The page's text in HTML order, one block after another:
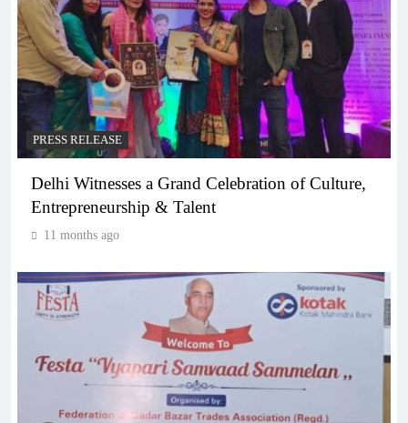
PRESS RELEASE
Delhi Witnesses a Grand Celebration of Culture,
Entrepreneurship & Talent
11 months ago